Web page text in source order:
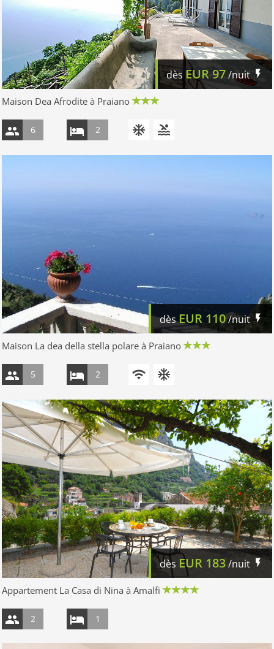
dès EUR 97/nuit
Maison Dea Afrodite à Praiano
6 2
dèsEUR 110/nuit
Maison La dea della stella polare à Praiano
5 2
dès EUR 183/nuit
Appartement La Casa di Nina à Amalfi
2 1